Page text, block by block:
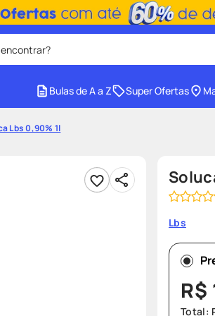
facial
8º protetor solar
fralda pampers
Bulas de A a Z Super Ofertas
Lbs 0,90% 1l
Lbs
R$
Total: